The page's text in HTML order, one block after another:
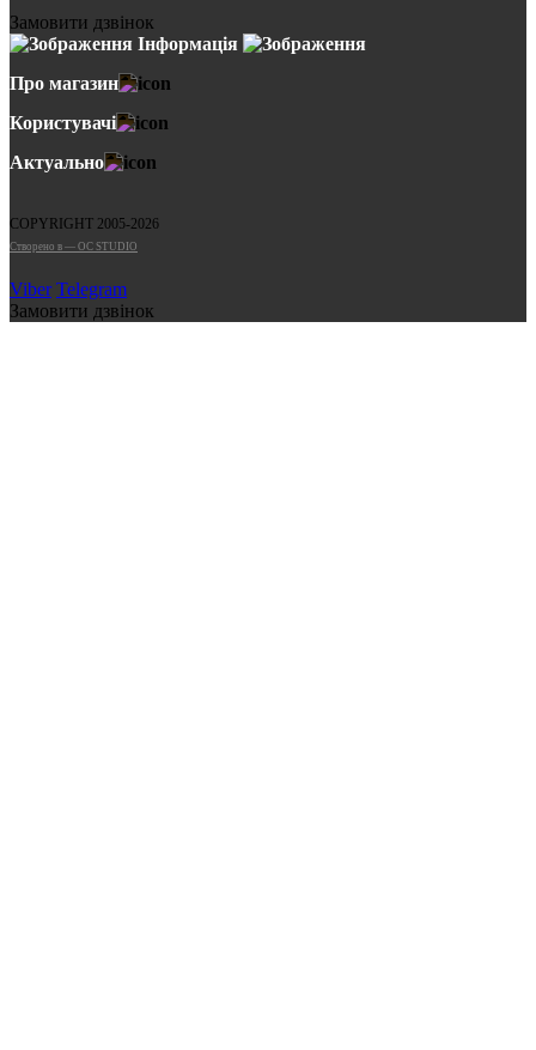
Замовити дзвінок
Інформація
Про магазин
Користувачі
Актуально
COPYRIGHT 2005-2026
Cтворено в — OC STUDIO
Viber Telegram
Замовити дзвінок